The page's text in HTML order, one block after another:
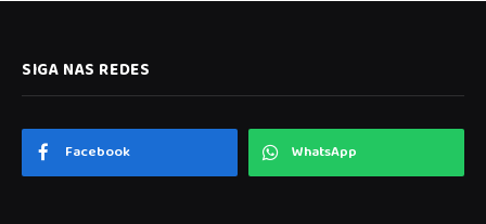
SIGA NAS REDES
Facebook WhatsApp